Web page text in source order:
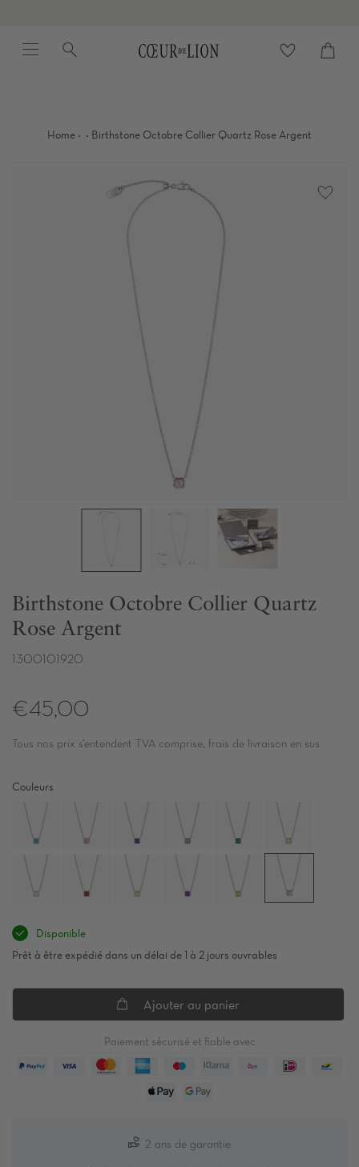
Home · · Birthstone Octobre Collier Quartz Rose Argent
Birthstone Octobre Collier Quartz
Rose Argent
1300101920
€45,00
Tous nos prix s’entendent TVA comprise, frais de livraison en sus
Couleurs
Disponible
Prêt à être expédié dans un délai de 1 à 2 jours ouvrables
Ajouter au panier
Paiement sécurisé et fiable avec
2 ans de garantie